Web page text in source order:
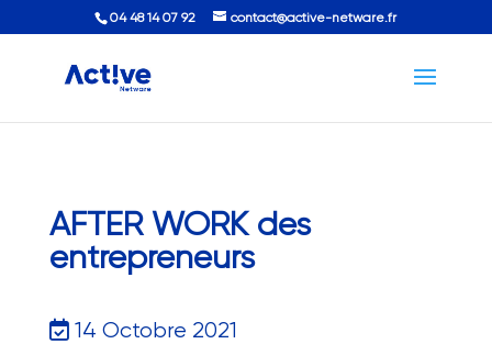
04 48 14 07 92 contact@active-netware.fr
AFTER WORK des
entrepreneurs
14 Octobre 2021